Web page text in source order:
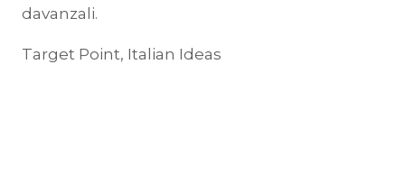
davanzali.
Target Point, Italian Ideas